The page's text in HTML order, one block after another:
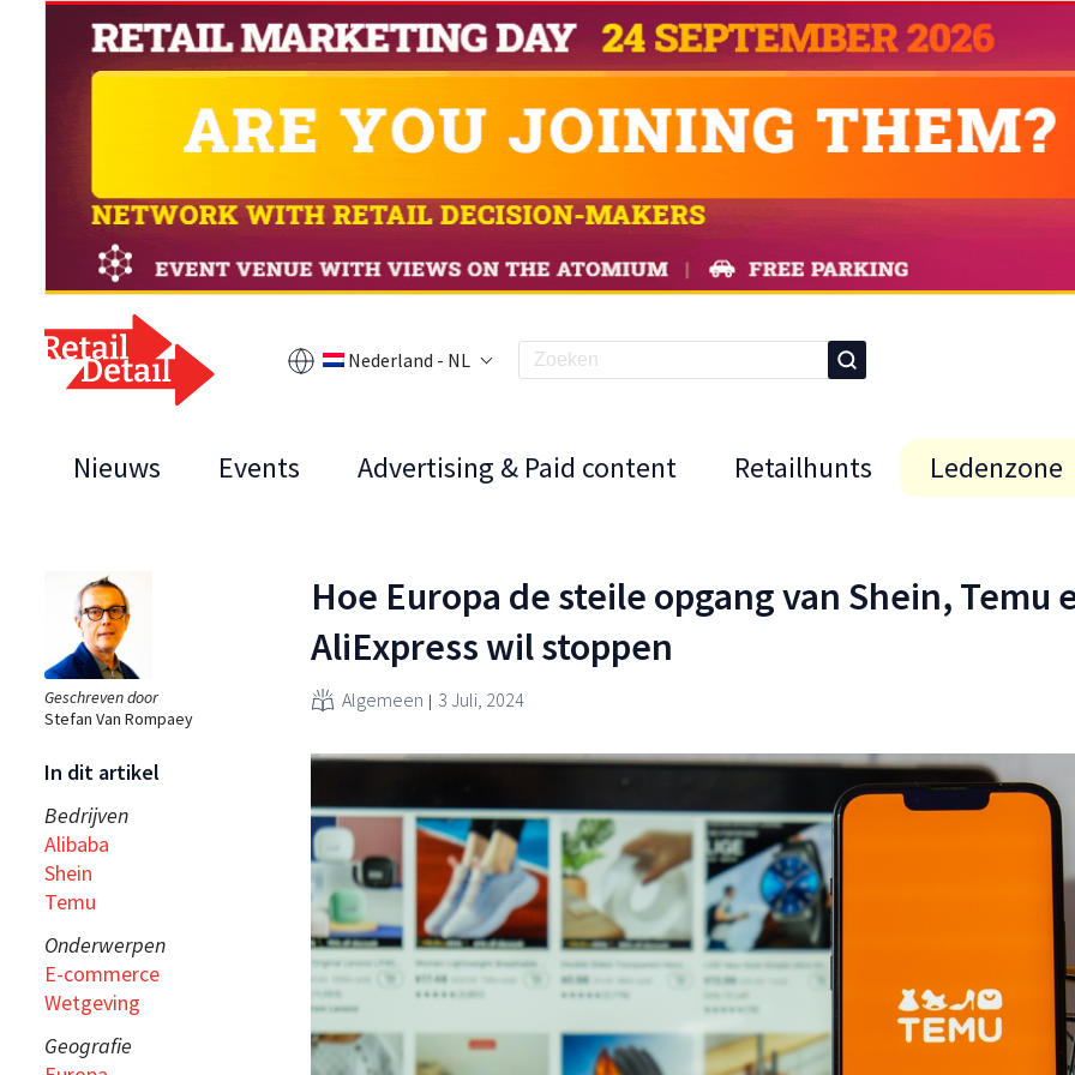
Nederland - NL
Nieuws Events Advertising & Paid content Retailhunts Ledenzone
Geschreven door
Stefan Van Rompaey
In dit artikel
Bedrijven
Alibaba
Shein
Temu
Onderwerpen
E-commerce
Wetgeving
Geografie
Hoe Europa de steile opgang van Shein, Temu
AliExpress wil stoppen
Algemeen 3 Juli, 2024